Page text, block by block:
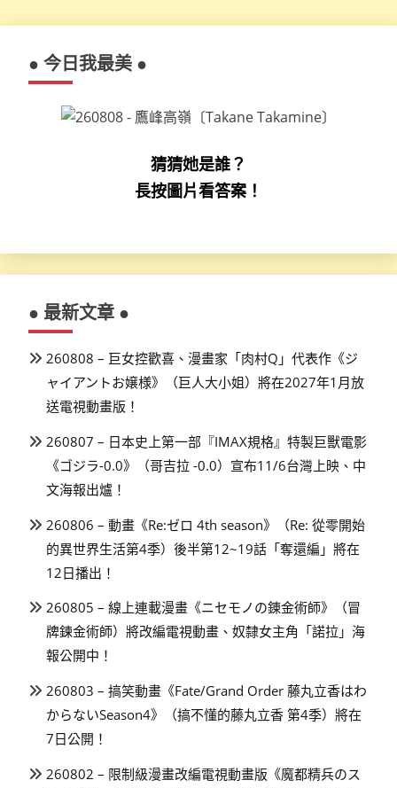
● 今日我最美 ●
猜猜她是誰？
長按圖片看答案！
● 最新文章 ●
260808 – 巨女控歡喜、漫畫家「肉村Q」代表作《ジ
ャイアントお嬢様》（巨人大小姐）將在2027年1月放
送電視動畫版！
260807 – 日本史上第一部『IMAX規格』特製巨獸電影
《ゴジラ-0.0》（哥吉拉 -0.0）宣布11/6台灣上映、中
文海報出爐！
260806 – 動畫《Re:ゼロ 4th season》（Re: 從零開始
的異世界生活第4季）後半第12~19話「奪還編」將在
12日播出！
260805 – 線上連載漫畫《ニセモノの錬金術師》（冒
牌鍊金術師）將改編電視動畫、奴隸女主角「諾拉」海
報公開中！
260803 – 搞笑動畫《Fate/Grand Order 藤丸立香はわ
からないSeason4》（搞不懂的藤丸立香 第4季）將在
7日公開！
260802 – 限制級漫畫改編電視動畫版《魔都精兵のス